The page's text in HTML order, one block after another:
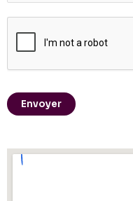
Envoyer